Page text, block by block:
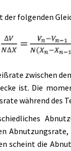
folgenden
zwischen
ist. Die
während des
scheint die